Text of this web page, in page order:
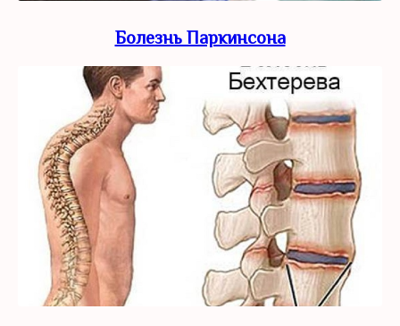
Болезнь Паркинсона